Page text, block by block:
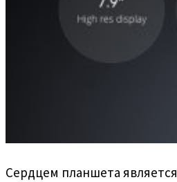
Сердцем планшета является